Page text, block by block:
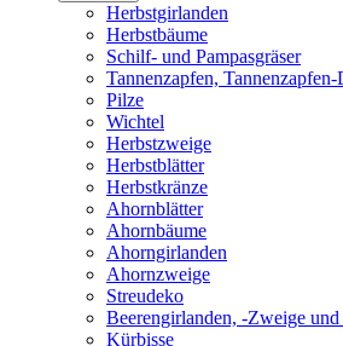
Herbstgirlanden
Herbstbäume
Schilf- und Pampasgräser
Tannenzapfen,
Pilze
Wichtel
Herbstzweige
Herbstblätter
Herbstkränze
Ahornblätter
Ahornbäume
Ahorngirlanden
Ahornzweige
Streudeko
Beerengirlanden, -Zweige
Kürbisse